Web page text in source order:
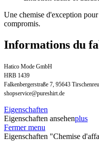
Une chemise d'exception
compromis.
Informations du
Hatico Mode GmbH
HRB 1439
Falkenbergerstraße 7, 95643
shopservice@pureshirt.de
Eigenschaften
Eigenschaften ansehenplus
Fermer menu
Eigenschaften "Chemise